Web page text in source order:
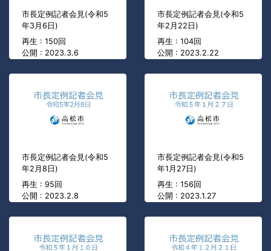
市長定例記者会見(令和5
年3月6日)
再生 : 150回
公開 : 2023.3.6
市長定例記者会見(令和5
年2月22日)
再生 : 104回
公開 : 2023.2.22
市長定例記者会見(令和5
年2月8日)
再生 : 95回
公開 : 2023.2.8
市長定例記者会見(令和5
年1月27日)
再生 : 156回
公開 : 2023.1.27